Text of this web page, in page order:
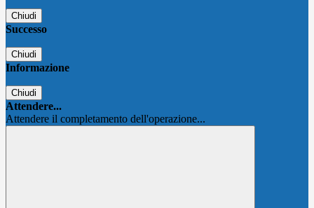
Chiudi
Successo
Chiudi
Informazione
Chiudi
Attendere...
Attendere il completamento dell'operazione...